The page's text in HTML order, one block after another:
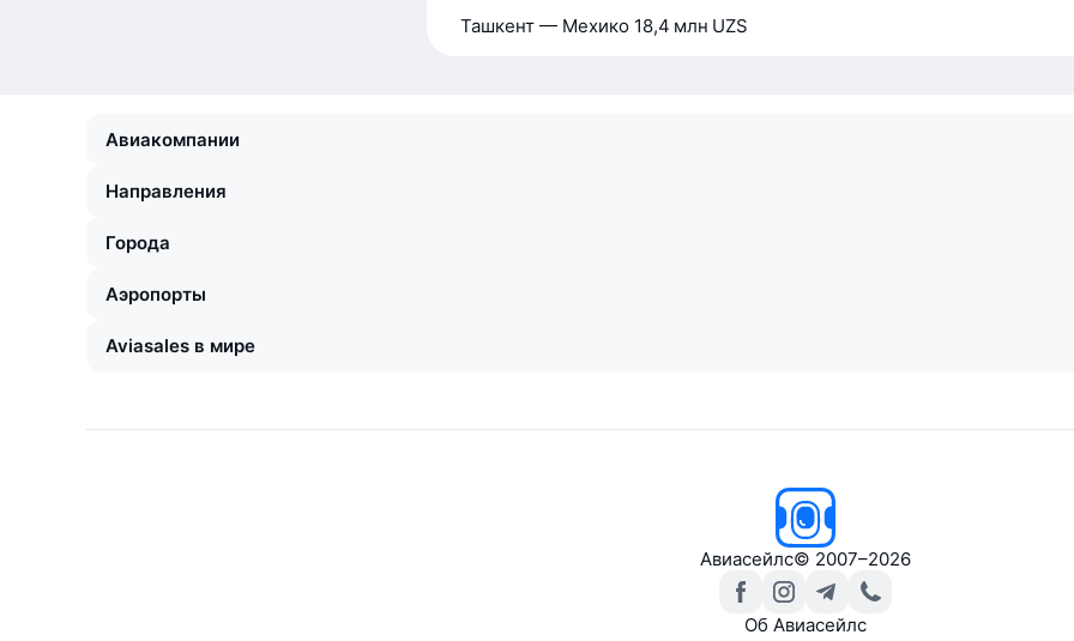
Ташкент — Мехико 18,4 млн UZS
Авиакомпании
Направления
Города
Аэропорты
Aviasales в мире
Авиасейлс© 2007–2026
Об Авиасейлс